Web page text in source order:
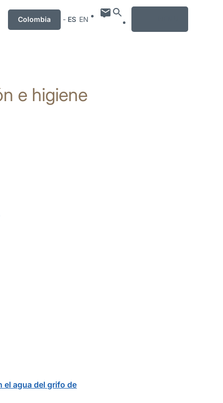
Colombia - ES EN
e higiene
el agua del grifo de